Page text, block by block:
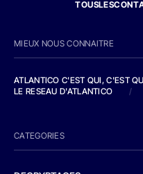
MIEUX NOUS CONNAITRE
ATLANTICO C'EST QUI, C'EST
LE RESEAU D'ATLANTICO
/
CATEGORIES